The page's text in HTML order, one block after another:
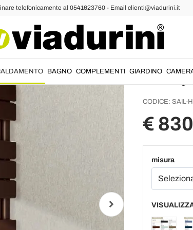
telefonicamente al 0541623760 - Email clienti@viadurini.it
BAGNO COMPLEMENTI GIARDINO
Sail
CODICE: SAIL-
€
misura